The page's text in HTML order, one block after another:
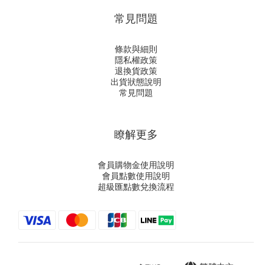
常見問題
條款與細則
隱私權政策
退換貨政策
出貨狀態說明
常見問題
瞭解更多
會員購物金使用說明
會員點數使用說明
超級匯點數兌換流程